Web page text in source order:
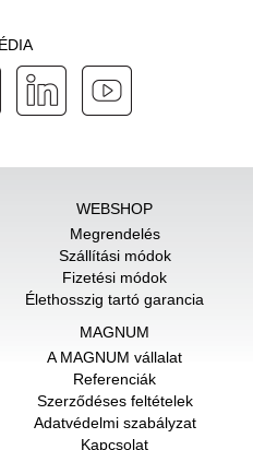
WEBSHOP
Megrendelés
Szállítási módok
Fizetési módok
Élethosszig tartó garancia
MAGNUM
A MAGNUM vállalat
Referenciák
Szerződéses feltételek
Adatvédelmi szabályzat
Kapcsolat